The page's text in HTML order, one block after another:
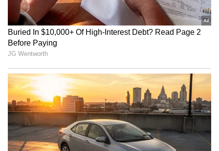
ದೀರ್ಘಾವಧಿ ಆರೋಗ್ಯಕ್ಕೆ ಮತ್ತು ಸೌಂದರ್ಯಕ್ಕೆ ತುಂಬಾ
ಒಳ್ಳೆಯದು ಎಂದು ಇಯಾನಿ ತಿಳಿಸಿದ್ದಾರೆ.
View post on Instagram